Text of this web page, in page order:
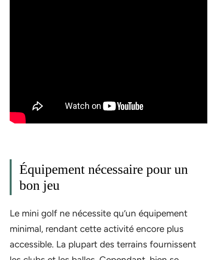
Équipement nécessaire pour un
bon jeu
Le mini golf ne nécessite qu’un équipement
minimal, rendant cette activité encore plus
accessible. La plupart des terrains fournissent